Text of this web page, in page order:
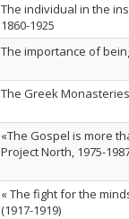
The individual in the
1860-1925
The importance of
The Greek
«The Gospel is more
Project North, 1975-
« The fight for the
(1917-1919)